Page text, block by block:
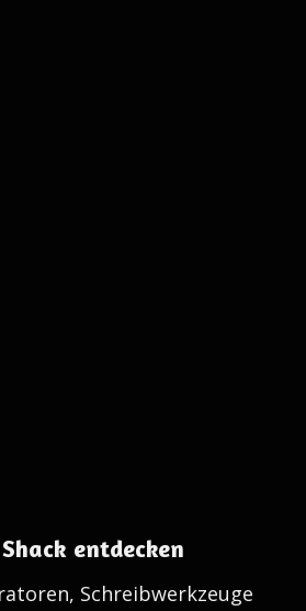
entdecken
Schreibwerkzeuge